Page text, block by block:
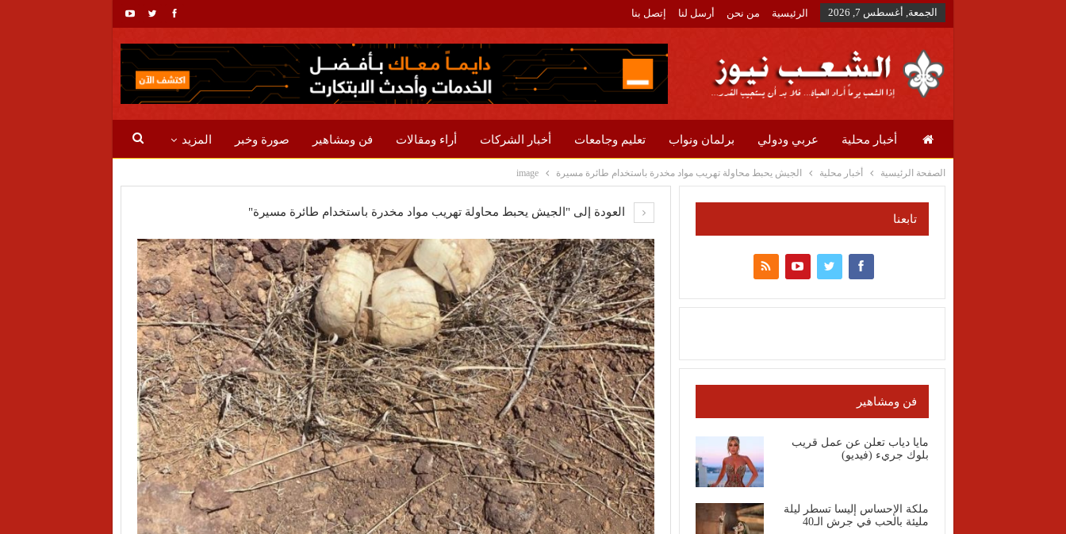
الجمعة, أغسطس 7, 2026 الرئيسية من نحن أرسل لنا إتصل بنا
أخبار محلية عربي ودولي برلمان ونواب تعليم وجامعات أخبار الشركات أراء ومقالات فن ومشاهير صورة وخبر المزيد
الصفحة الرئيسية أخبار محلية الجيش يحبط محاولة تهريب مواد مخدرة باستخدام طائرة مسيرة image
العودة إلى "الجيش يحبط محاولة تهريب مواد مخدرة باستخدام طائرة مسيرة"
تابعنا
فن ومشاهير
مايا دياب تعلن عن عمل قريب
بلوك جريء (فيديو)
ملكة الإحساس إليسا تسطر ليلة
مليئة بالحب في جرش الـ40